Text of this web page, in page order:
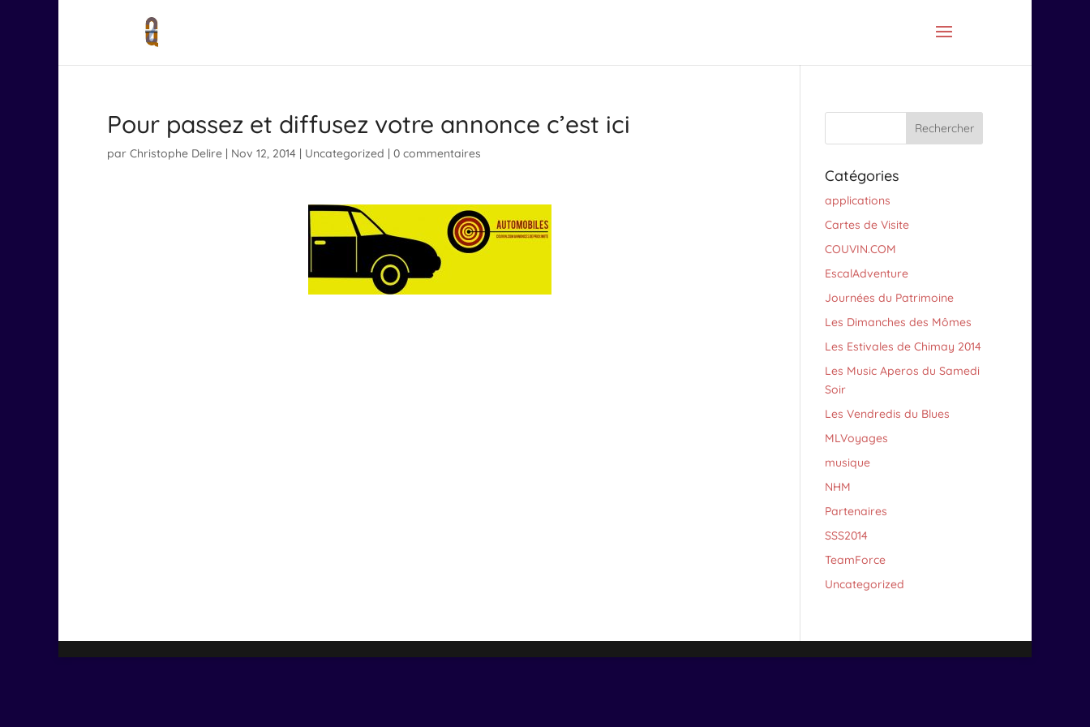
Pour passez et diffusez votre annonce c’est ici
par Christophe Delire | Nov 12, 2014 | Uncategorized | 0 commentaires
Catégories
applications
Cartes de Visite
COUVIN.COM
EscalAdventure
Journées du Patrimoine
Les Dimanches des Mômes
Les Estivales de Chimay 2014
Les Music Aperos du Samedi
Soir
Les Vendredis du Blues
MLVoyages
musique
NHM
Partenaires
SSS2014
TeamForce
Uncategorized